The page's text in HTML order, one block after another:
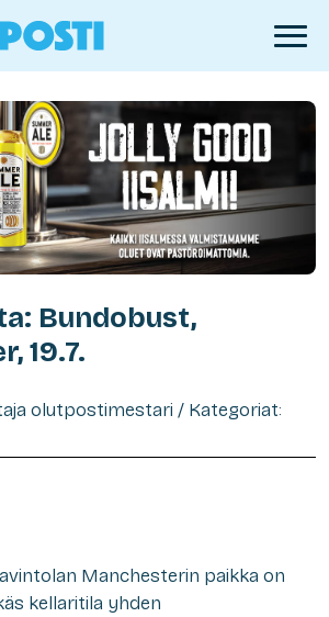
Bundobust,
19.7.
olutpostimestari / Kategoriat:
Manchesterin paikka on
kellaritila yhden